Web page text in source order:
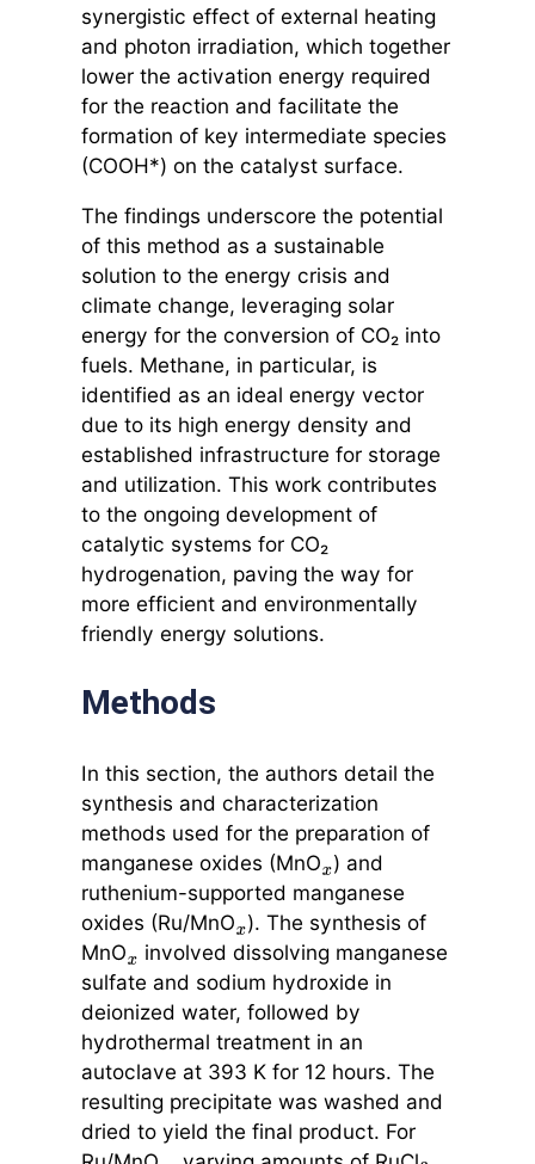
synergistic effect of external heating
and photon irradiation, which together
lower the activation energy required
for the reaction and facilitate the
formation of key intermediate species
(COOH*) on the catalyst surface.
The findings underscore the potential
of this method as a sustainable
solution to the energy crisis and
climate change, leveraging solar
energy for the conversion of CO₂ into
fuels. Methane, in particular, is
identified as an ideal energy vector
due to its high energy density and
established infrastructure for storage
and utilization. This work contributes
to the ongoing development of
catalytic systems for CO₂
hydrogenation, paving the way for
more efficient and environmentally
friendly energy solutions.
Methods
In this section, the authors detail the
synthesis and characterization
methods used for the preparation of
manganese oxides (MnOx) and
ruthenium-supported manganese
oxides (Ru/MnOx). The synthesis of
MnOx involved dissolving manganese
sulfate and sodium hydroxide in
deionized water, followed by
hydrothermal treatment in an
autoclave at 393 K for 12 hours. The
resulting precipitate was washed and
dried to yield the final product. For